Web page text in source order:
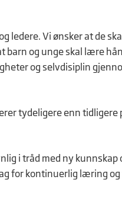
ledere. Vi ønsker at de
og unge skal lære
og selvdisiplin
tydeligere enn tidligere
i tråd med ny kunnskap
for kontinuerlig læring